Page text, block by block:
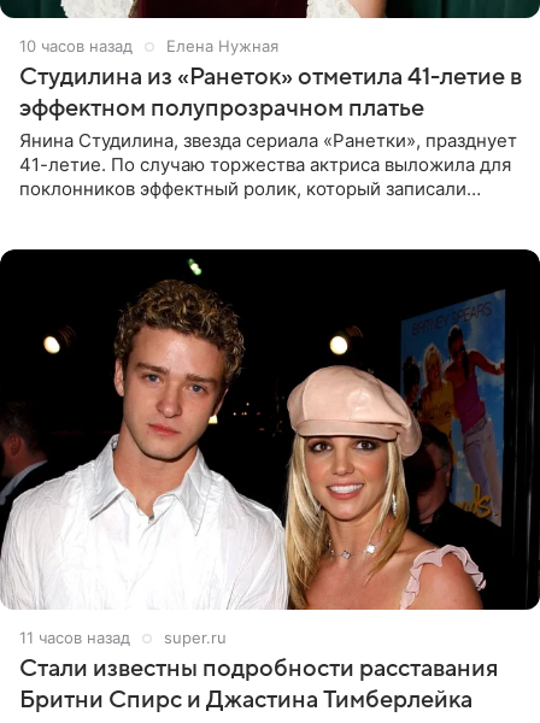
10 часов назад Елена Нужная
Студилина из «Ранеток» отметила 41-летие в
эффектном полупрозрачном платье
Янина Студилина, звезда сериала «Ранетки», празднует
41-летие. По случаю торжества актриса выложила для
поклонников эффектный ролик, который записали
11 часов назад super.ru
Стали известны подробности расставания
Бритни Спирс и Джастина Тимберлейка